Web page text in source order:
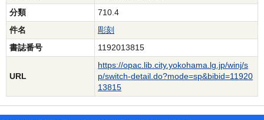
分類
710.4
件名
彫刻
書誌番号
1192013815
URL
https://opac.lib.city.yokohama.lg.jp/winj/s
p/switch-detail.do?mode=sp&bibid=11920
13815